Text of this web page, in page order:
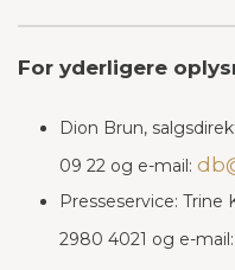
For yderligere
Dion Brun,
09 22 og e-mail:
Presseservice: Trine
2980 4021 og e-